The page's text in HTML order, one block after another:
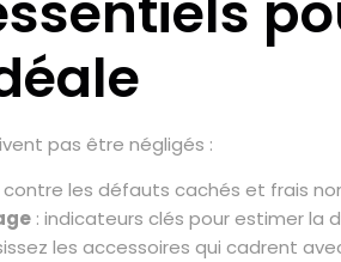
pas être négligés :
contre les défauts cachés et frais
: indicateurs clés pour estimer la
les accessoires qui cadrent